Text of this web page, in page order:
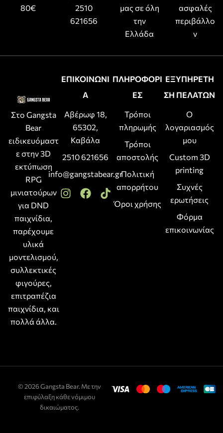
80€
2510
621656
μας σε όλη
την
Ελλάδα
ασφαλές
περιβάλλο
ν
Στο Gangsta
Bear
ειδικευόμαστ
ε στην 3D
εκτύπωση
RPG
μινιατούρων
για DND
παιχνίδια,
παρέχουμε
υλικά
μοντελισμού,
συλλεκτικές
φιγούρες,
επιτραπέζια
παιχνίδια, και
πολλά άλλα.
ΕΠΙΚΟΙΝΩΝΙ
Α
Αβέρωφ 18,
65302,
Καβάλα
2510 621656
info@gangstabear.gr
ΠΛΗΡΟΦΟΡΙ
ΕΣ
Τρόποι
πληρωμής
Τρόποι
αποστολής
Πολιτική
απορρήτου
Όροι χρήσης
ΕΞΥΠΗΡΕΤΗ
ΣΗ ΠΕΛΑΤΩΝ
Ο
λογαριασμός
μου
Custom 3D
printing
Συχνές
ερωτήσεις
Φόρμα
επικοινωνίας
© 2026 Gangsta Bear. Με την
επιφύλαξη κάθε νόμιμου
δικαιώματος.